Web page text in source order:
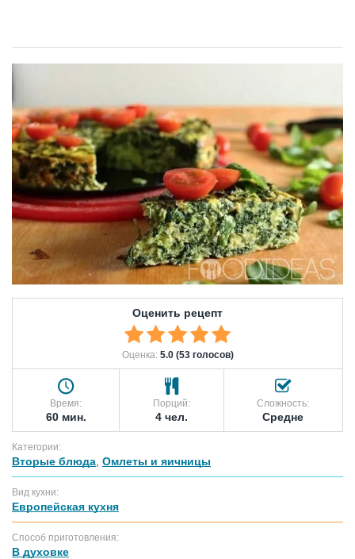
Оценить рецепт
Оценка: 5.0 (53 голосов)
Время:
60 мин.
Порций:
4 чел.
Сложность:
Средне
Категории:
Вторые блюда Омлеты и яичницы
Вид кухни:
Европейская кухня
Способ приготовления:
В духовке